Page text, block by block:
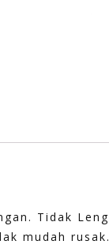
Tidak
mudah